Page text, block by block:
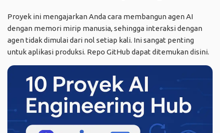
Proyek ini mengajarkan Anda cara membangun agen AI
dengan memori mirip manusia, sehingga interaksi dengan
agen tidak dimulai dari nol setiap kali. Ini sangat penting
untuk aplikasi produksi. Repo GitHub dapat ditemukandisini.